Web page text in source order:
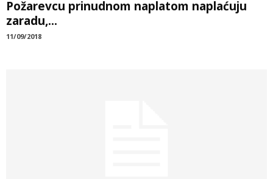
Požarevcu prinudnom naplatom naplaćuju
zaradu,...
11/09/2018